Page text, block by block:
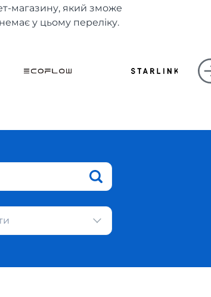
магазину, який зможе
у цьому переліку.